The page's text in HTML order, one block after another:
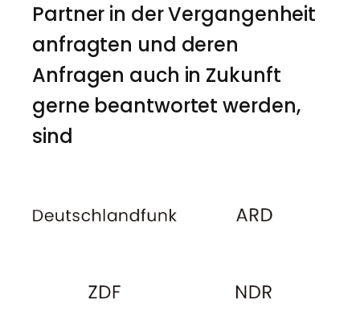
Partner in der Vergangenheit
anfragten und deren
Anfragen auch in Zukunft
gerne beantwortet werden,
sind